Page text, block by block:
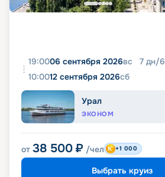
19:0006 сентября 2026вс 7 дн/6
10:0012 сентября 2026сб
Урал
ЭКОНОМ
от 38 500 ₽ /чел +1 000
Выбрать круиз